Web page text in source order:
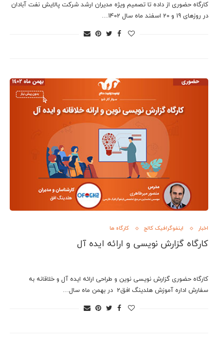
کارگاه حضوری از داده تا تصمیم ویژه مدیران ارشد شرکت پالایش نفت آبادان
در روزهای 19 و 20 اسفند ماه سال 1402…
اخبار اینفوگرافیک کالج کارگاه ها
کارگاه گزارش نویسی و ارائه ایده آل
کارگاه حضوری گزارش نویسی نوین و طراحی ارائه ایده آل و خلاقانه به
سفارش اداره آموزش هلدینگ افق2 در بهمن ماه سال…